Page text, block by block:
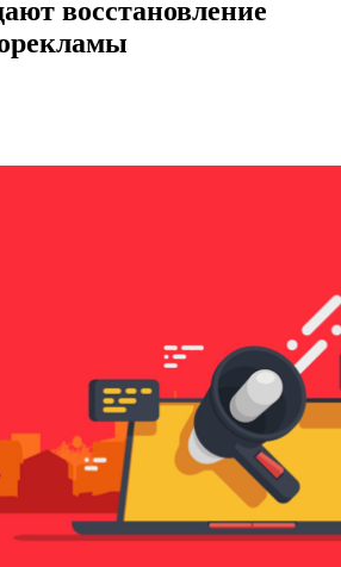
восстановление